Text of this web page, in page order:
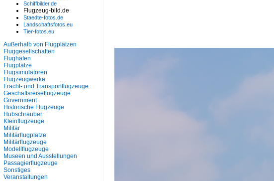
Schiffbilder.de
Flugzeug-bild.de
Staedte-fotos.de
Landschaftsfotos.eu
Tier-fotos.eu
Außerhalb von Flugplätzen
Fluggesellschaften
Flughäfen
Flugplätze
Flugsimulatoren
Flugzeugwerke
Fracht- und Transportflugzeuge
Geschäftsreiseflugzeuge
Government
Historische Flugzeuge
Hubschrauber
Kleinflugzeuge
Militär
Militärflugplätze
Militärflugzeuge
Modellflugzeuge
Museen und Ausstellungen
Passagierflugzeuge
Sonstiges
Veranstaltungen